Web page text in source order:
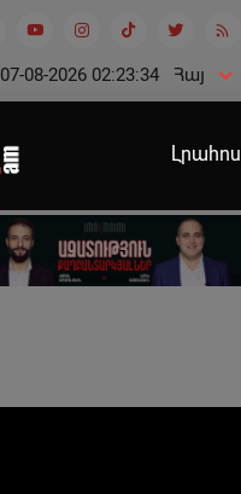
07-08-2026 02:23:34 Հայ
Լրահոս